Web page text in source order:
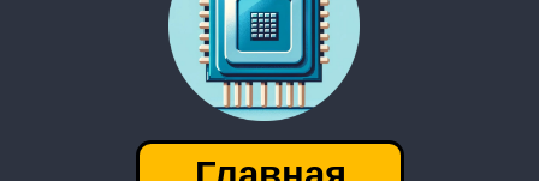
Есть вопросы или хочешь сдать детали?
Заказать звонок
Посмотреть на карте
пр-т. Космонавтов 14М